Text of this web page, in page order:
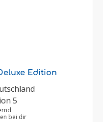
Edition
5
bei dir